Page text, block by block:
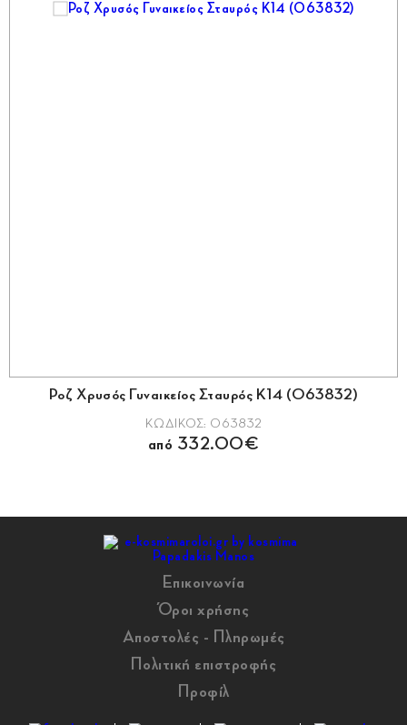
Ροζ Χρυσός Γυναικείος Σταυρός Κ14 (063832)
ΚΩΔΙΚΟΣ: 063832
από 332.00€
Επικοινωνία
Όροι χρήσης
Αποστολές - Πληρωμές
Πολιτική επιστροφής
Προφίλ